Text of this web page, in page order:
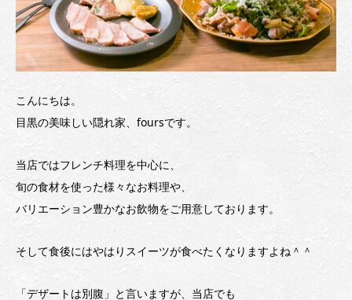
こんにちは。
目黒の美味しい隠れ家、foursです。
当店ではフレンチ料理を中心に、
旬の食材を使った様々なお料理や、
バリエーション豊かなお飲物をご用意しております。
そして食後にはやはりスイーツが食べたくなりますよね＾＾
「デザートは別腹」と言いますが、当店でも